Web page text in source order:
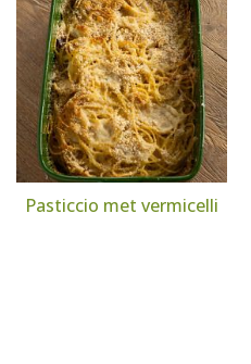
Pasticcio met vermicelli